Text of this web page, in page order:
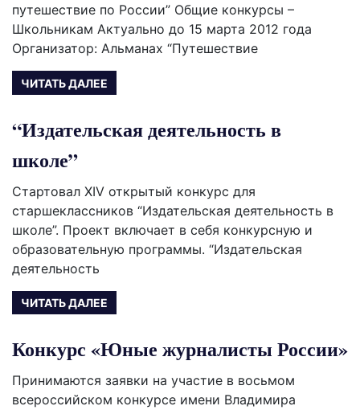
путешествие по России” Общие конкурсы –
Школьникам Актуально до 15 марта 2012 года
Организатор: Альманах “Путешествие
ЧИТАТЬ ДАЛЕЕ
“Издательская деятельность в
школе”
Стартовал XIV открытый конкурс для
старшеклассников “Издательская деятельность в
школе”. Проект включает в себя конкурсную и
образовательную программы. “Издательская
деятельность
ЧИТАТЬ ДАЛЕЕ
Конкурс «Юные журналисты России»
Принимаются заявки на участие в восьмом
всероссийском конкурсе имени Владимира